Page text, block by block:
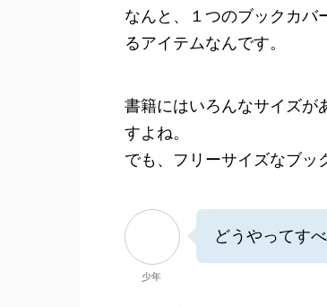
なんと、１つのブックカバ
るアイテムなんです。
書籍にはいろんなサイズが
すよね。
でも、フリーサイズなブッ
少年
どうやってす